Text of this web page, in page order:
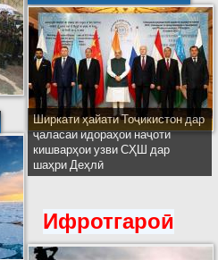
Ширкати ҳайати Тоҷикистон дар
ҷаласаи идораҳои наҷоти
кишварҳои узви СҲШ дар
шаҳри Деҳлӣ
Ифротгароӣ